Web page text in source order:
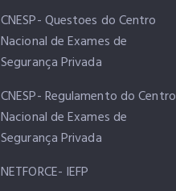
CNESP- Questoes do Centro
Nacional de Exames de
Segurança Privada
CNESP- Regulamento do Centro
Nacional de Exames de
Segurança Privada
NETFORCE- IEFP